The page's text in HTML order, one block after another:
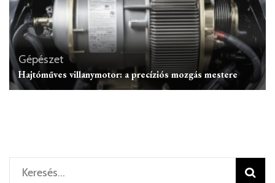
Gépészet
Hajtóműves villanymotor: a precíziós mozgás mestere
Keresés: